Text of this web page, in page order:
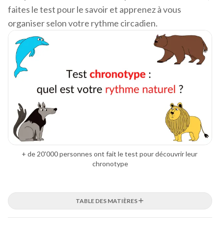
faites le test pour le savoir et apprenez à vous
organiser selon votre rythme circadien.
+ de 20'000 personnes ont fait le test pour découvrir leur
chronotype
TABLE DES MATIÈRES